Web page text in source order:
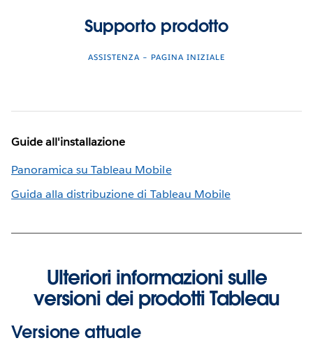
Supporto prodotto
ASSISTENZA – PAGINA INIZIALE
Guide all'installazione
Panoramica su Tableau Mobile
Guida alla distribuzione di Tableau Mobile
Ulteriori informazioni sulle
versioni dei prodotti Tableau
Versione attuale